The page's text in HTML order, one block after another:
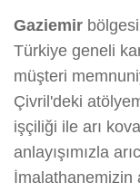
Gaziemir
Türkiye geneli
müşteri
Çivril'deki
işçiliği ile arı
anlayışımızla
İmalathanemizin